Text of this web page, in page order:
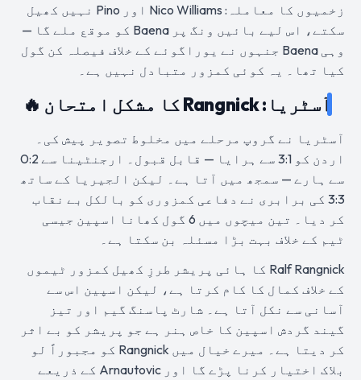
زخمیوں کا معاملہ: Nico Williams اور Pino نہیں کھیل
سکتے، اس لیے بائیں ونگ پر Baena کو موقع ملے گا —
وہی Baena جنہوں نے یوراگوئے کے خلاف فیصلہ کن گول
کیا تھا۔ یہ کوئی کمزور متبادل نہیں ہے۔
آسٹریا: Rangnick کا مشکل امتحان 🔥
آسٹریا نے گروپ مرحلے میں مخلوط تصویر پیش کی۔
اردن کو 3:1 سے ہرایا — قابل قبول۔ ارجنٹینا سے 0:2
سے ہارے — سمجھ میں آتا ہے۔ لیکن الجیریا کے ساتھ
3:3 کی برابری نے دفاعی کمزوری کو بالکل بے نقاب
کر دیا۔ تین میچوں میں 6 گول کھانا اسپین جیسی
ٹیم کے خلاف بہت بڑا مسئلہ بن سکتا ہے۔
Ralf Rangnick کا ہائی پریشر طرزِ کھیل کمزور ٹیموں
کے خلاف کمال کا کام کرتا ہے، لیکن اسپین اس سے
آسانی سے نکل آتا ہے۔ شارٹ پاسنگ گیم اور تیز
گیند گردش اسپین کا خاص ہنر ہے جو پریشر کو بے اثر
کر دیتا ہے۔ میرے خیال میں Rangnick کو مجبوراً لو
بلاک اختیار کرنا پڑے گا اور Arnautovic کے ذریعے